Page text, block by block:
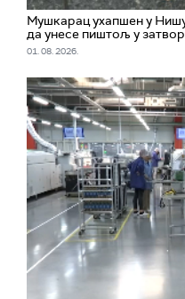
Мушкарац ухапшен у
да унесе пиштољ у затвор
01. 08. 2026.